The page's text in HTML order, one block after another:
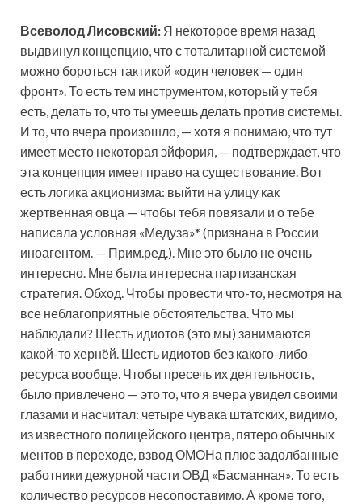
Всеволод Лисовский: Я некоторое время назад
выдвинул концепцию, что с тоталитарной системой
можно бороться тактикой «один человек — один
фронт». То есть тем инструментом, который у тебя
есть, делать то, что ты умеешь делать против системы.
И то, что вчера произошло, — хотя я понимаю, что тут
имеет место некоторая эйфория, — подтверждает, что
эта концепция имеет право на существование. Вот
есть логика акционизма: выйти на улицу как
жертвенная овца — чтобы тебя повязали и о тебе
написала условная «Медуза»* (признана в России
иноагентом. — Прим.ред.). Мне это было не очень
интересно. Мне была интересна партизанская
стратегия. Обход. Чтобы провести что-то, несмотря на
все неблагоприятные обстоятельства. Что мы
наблюдали? Шесть идиотов (это мы) занимаются
какой-то хернёй. Шесть идиотов без какого-либо
ресурса вообще. Чтобы пресечь их деятельность,
было привлечено — это то, что я вчера увидел своими
глазами и насчитал: четыре чувака штатских, видимо,
из известного полицейского центра, пятеро обычных
ментов в переходе, взвод ОМОНа плюс задолбанные
работники дежурной части ОВД «Басманная». То есть
количество ресурсов несопоставимо. А кроме того,